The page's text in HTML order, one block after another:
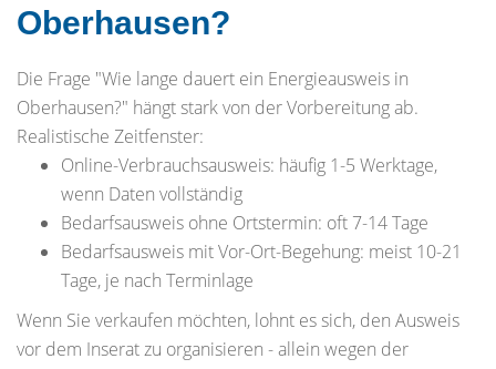
Oberhausen?
Die Frage "Wie lange dauert ein Energieausweis in
Oberhausen?" hängt stark von der Vorbereitung ab.
Realistische Zeitfenster:
Online-Verbrauchsausweis: häufig 1-5 Werktage,
wenn Daten vollständig
Bedarfsausweis ohne Ortstermin: oft 7-14 Tage
Bedarfsausweis mit Vor-Ort-Begehung: meist 10-21
Tage, je nach Terminlage
Wenn Sie verkaufen möchten, lohnt es sich, den Ausweis
vor dem Inserat zu organisieren - allein wegen der